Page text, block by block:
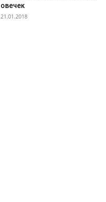
овечек
21.01.2018